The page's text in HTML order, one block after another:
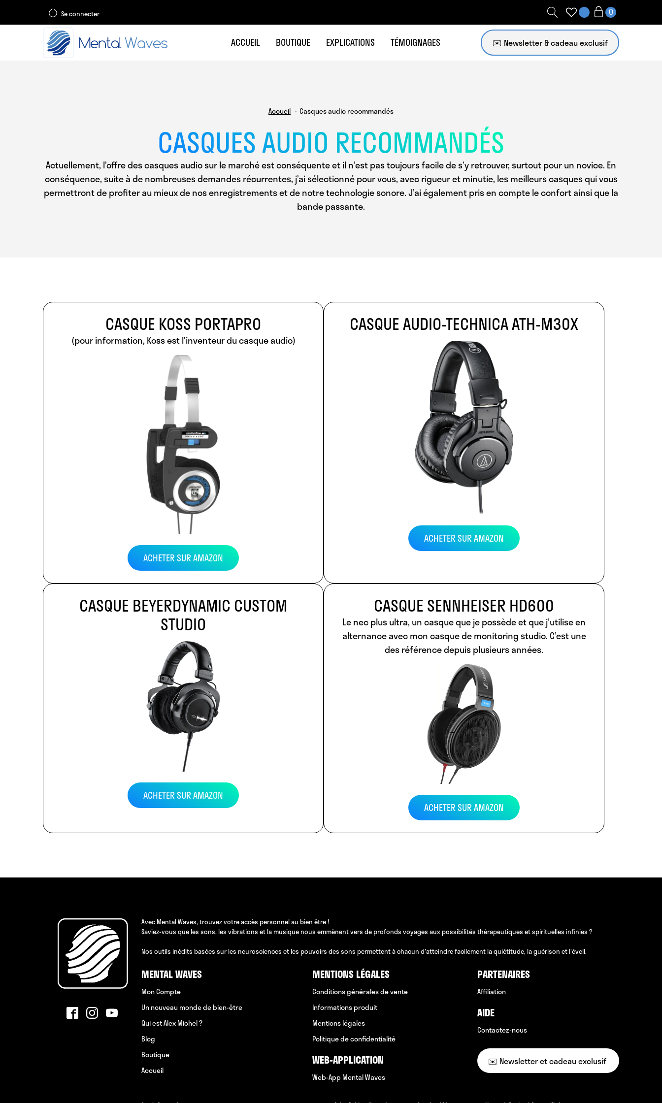
Se connecter
ACCUEIL BOUTIQUE EXPLICATIONS TÉMOIGNAGES ✉️ Newsletter
Accueil Casques audio recommandés
CASQUES AUDIO RECOMMANDÉS
Actuellement, l’offre des casques audio sur le marché est conséquente et il n’est pas toujours facile de s’y retrouver, surtout pour un novice. En
conséquence, suite à de nombreuses demandes récurrentes, j’ai sélectionné pour vous, avec rigueur et minutie, les meilleurs casques qui vous
permettront de profiter au mieux de nos enregistrements et de notre technologie sonore. J’ai également pris en compte le confort ainsi que la
bande passante.
CASQUE KOSS PORTAPRO
(pour information, Koss est l’inventeur du casque audio)
ACHETER SUR AMAZON
CASQUE AUDIO-TECHNICA ATH-M30X
ACHETER SUR AMAZON
CASQUE BEYERDYNAMIC CUSTOM
STUDIO
ACHETER SUR AMAZON
CASQUE SENNHEISER HD600
Le nec plus ultra, un casque que je possède et que j’utilise en
alternance avec mon casque de monitoring studio. C’est une
des référence depuis plusieurs années.
ACHETER SUR AMAZON
Avec Mental Waves, trouvez votre accès personnel au bien être !
Saviez-vous que les sons, les vibrations et la musique nous emmènent vers de profonds voyages aux possibilités thérapeutiques et spirituelles infinies ?
Nos outils inédits basées sur les neurosciences et les pouvoirs des sons permettent à chacun d'atteindre facilement la quiétitude, la guérison et l'éveil.
MENTAL WAVES
Mon Compte
Un nouveau monde de bien-être
Qui est Alex Michel ?
Blog
Boutique
Accueil
MENTIONS LÉGALES
Conditions générales de vente
Informations produit
Mentions légales
Politique de confidentialité
WEB-APPLICATION
Web-App Mental Waves
PARTENAIRES
Affiliation
AIDE
Contactez-nous
✉️ Newsletter et cadeau exclusif